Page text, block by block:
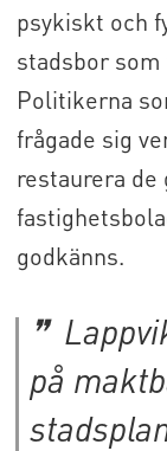
psykiskt och
stadsbor som
Politikerna
frågade sig
restaurera de
godkänns.
på